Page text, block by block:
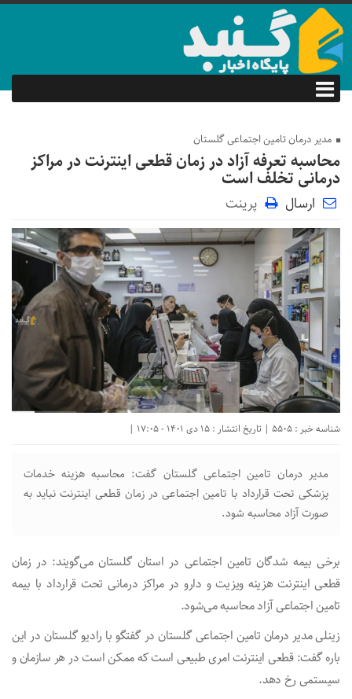
مدیر درمان تامین اجتماعی گلستان
محاسبه تعرفه آزاد در زمان قطعی اینترنت در مراکز
درمانی تخلف است
ارسال پرینت
شناسه خبر : 5505 | تاریخ انتشار : 15 دی 1401 - 17:05 |
مدیر درمان تامین اجتماعی گلستان گفت: محاسبه هزینه خدمات
پزشکی تحت قرارداد با تامین اجتماعی در زمان قطعی اینترنت نباید به
صورت آزاد محاسبه شود.
برخی بیمه شدگان تامین اجتماعی در استان گلستان می‌گویند: در زمان
قطعی اینترنت هزینه ویزیت و دارو در مراکز درمانی تحت قرارداد با بیمه
تامین اجتماعی آزاد محاسبه می‌شود.
زینلی مدیر درمان تامین اجتماعی گلستان در گفتگو با رادیو گلستان در این
باره گفت: قطعی اینترنت امری طبیعی است که ممکن است در هر سازمان و
سیستمی رخ دهد.